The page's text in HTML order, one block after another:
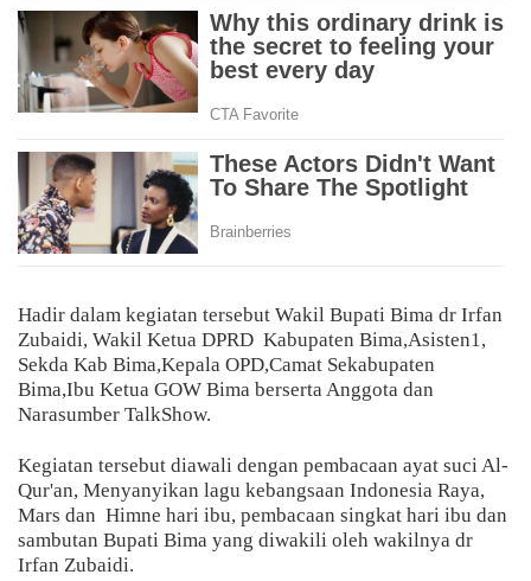
Hadir dalam kegiatan tersebut Wakil Bupati Bima dr Irfan
Zubaidi, Wakil Ketua DPRD Kabupaten Bima,Asisten1,
Sekda Kab Bima,Kepala OPD,Camat Sekabupaten
Bima,Ibu Ketua GOW Bima ⁠berserta Anggota dan
Narasumber TalkShow.
Kegiatan tersebut diawali dengan pembacaan ayat suci Al-
Qur'an, Menyanyikan lagu kebangsaan Indonesia Raya,
Mars dan Himne hari ibu, pembacaan singkat hari ibu dan
sambutan Bupati Bima yang diwakili oleh wakilnya dr
Irfan Zubaidi.